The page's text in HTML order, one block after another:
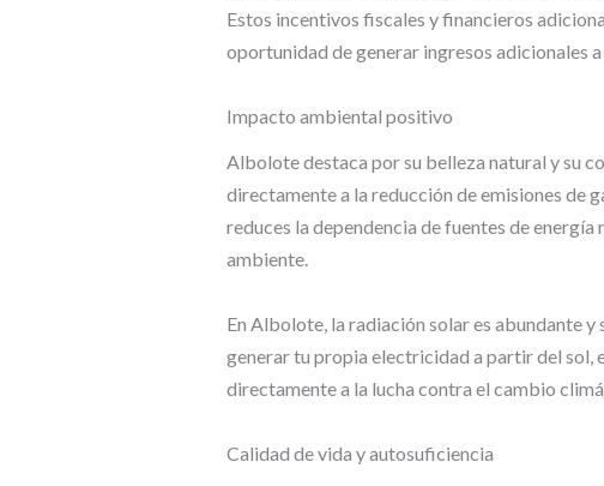
Estos incentivos fiscales y financieros
oportunidad de generar ingresos adicionales
Impacto ambiental positivo
Albolote destaca por su belleza natural y su
directamente a la reducción de emisiones de
reduces la dependencia de fuentes de
ambiente.
En Albolote, la radiación solar es abundante
generar tu propia electricidad a partir del sol,
directamente a la lucha contra el cambio
Calidad de vida y autosuficiencia